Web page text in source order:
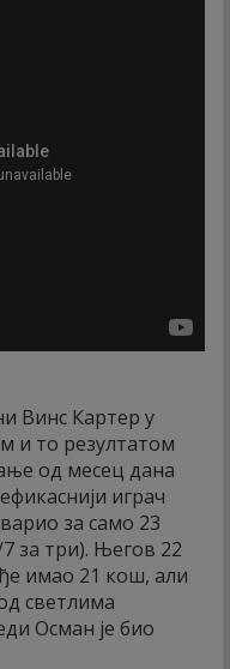
Винс Картер у
и то резултатом
од месец дана
играч
за само 23
за три). Његов 22
имао 21 кош, али
светлима
Осман је био